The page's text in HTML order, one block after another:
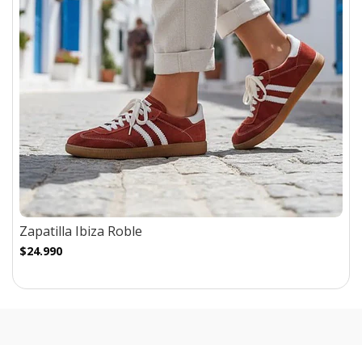
Zapatilla Ibiza Roble
$24.990